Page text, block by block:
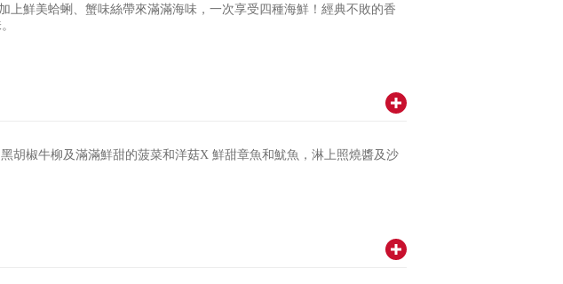
上鮮美蛤蜊、蟹味絲帶來滿滿海味，一次享受四種海鮮！經典不敗的香
胡椒牛柳及滿滿鮮甜的菠菜和洋菇X 鮮甜章魚和魷魚，淋上照燒醬及沙